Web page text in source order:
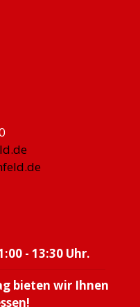
- 13:30 Uhr.
bieten wir Ihnen